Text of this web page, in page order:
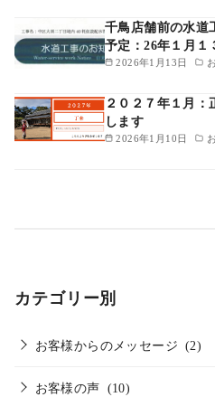
2026年1月13日
千鳥店舗前の水道
予定：26年１月１
2026年1月10日
２０２７年１月：
します
カテゴリー別
お客様からのメッセージ (2)
お客様の声 (10)